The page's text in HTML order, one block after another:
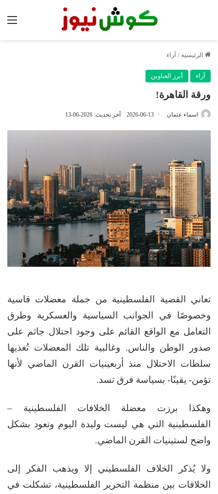
الرئيسية / آراء
آراء أبرز العناوين
ورقة القاهرة!
اسماء عثمان 2026-06-13 آخر تحديث: 2026-06-13
تعاني القضية الفلسطينية من جملة معضلات قاسية
وخصوصًا في الجوانب السياسية والعسكرية وطرق
التعامل مع الواقع القائم على وجود احتلال جاثم على
صدور الوطن والناس. وغالبية تلك المعضلات تُغذيها
سلطات الاحتلال منذ أربعينيات القرن الماضي لأنها
تؤمن- يقينًا- بسياسة فرق تسد.
وهكذا برزت معضلة الخلافات الفلسطينية –
الفلسطينية التي هي ليست وليدة اليوم وتعود بشكل
واضح لستينيات القرن الماضي.
ولا يُذكر الخلاف الفلسطيني إلا ويذهب الفكر إلى
الخلافات بين منظمة التحرير الفلسطينية، تشكلت في